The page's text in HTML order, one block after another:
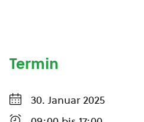
Termin
30. Januar 2025